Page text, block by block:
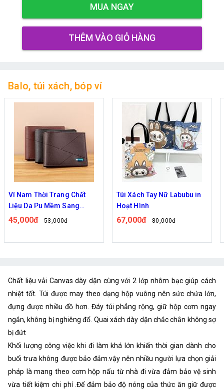
MUA NGAY
THÊM VÀO GIỎ HÀNG
Balo, túi xách, bóp ví
Túi Xách Tay Nữ Labubu in
Hoạt Hình
67,000đ 80,000đ
TÚI ĐEO CHÉO SILICON
KUROMI HỒNG VÀ TÍM
77,000đ 98,000đ
Chất liệu vải Canvas dày dặn cùng với 2 lớp nhôm bạc giúp cách
nhiệt tốt. Túi được may theo dạng hộp vuông nên sức chứa lớn,
đựng được nhiều đồ hơn. Đáy túi phẳng rộng, giữ hộp cơm ngay
ngắn, không bị nghiêng đổ. Quai xách dày dặn chắc chắn không sợ
bị đứt
Khối lượng công việc khi đi làm khá lớn khiến thời gian dành cho
buổi trưa không được bảo đảm.vậy nên nhiều người lựa chọn giải
pháp là mang theo cơm hộp nấu từ nhà đi vừa đảm bảo vệ sinh
vừa tiết kiệm chi phí .Để đảm bảo độ nóng của thức ăn giữ được